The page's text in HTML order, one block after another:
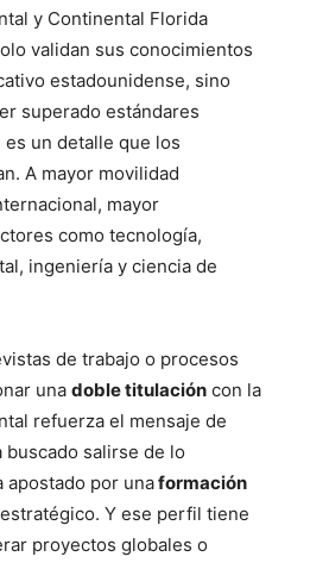
y Continental Florida
validan sus conocimientos
estadounidense, sino
superado estándares
un detalle que los
A mayor movilidad
mayor
como tecnología,
ingeniería y ciencia de
de trabajo o procesos
una doble titulación con la
refuerza el mensaje de
salirse de lo
apostado por unaformación
Y ese perfil tiene
proyectos globales o